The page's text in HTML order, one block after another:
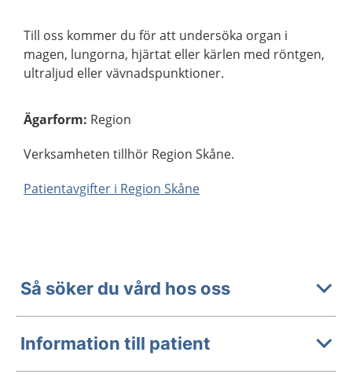
Till oss kommer du för att undersöka organ i
magen, lungorna, hjärtat eller kärlen med röntgen,
ultraljud eller vävnadspunktioner.
Ägarform: Region
Verksamheten tillhör Region Skåne.
Patientavgifter i Region Skåne
Så söker du vård hos oss
Information till patient